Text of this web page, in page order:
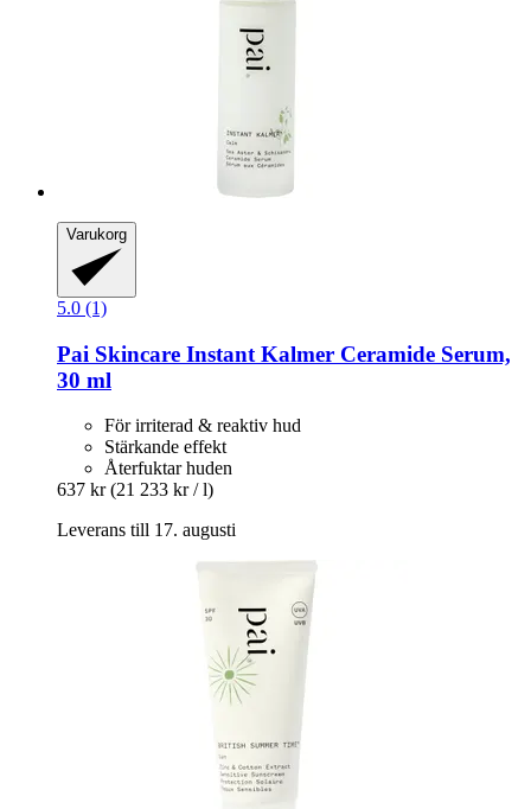
Varukorg
5.0 (1)
Pai Skincare Instant Kalmer Ceramide Serum,
30 ml
För irriterad & reaktiv hud
Stärkande effekt
Återfuktar huden
637 kr (21 233 kr / l)
Leverans till 17. augusti